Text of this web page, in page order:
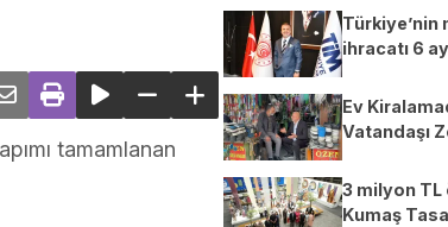
tamamlanan
Türkiye’nin
ihracatı 6
Ev
Vatandaşı
3 milyon TL
Kumaş